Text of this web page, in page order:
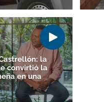
la
convirtió la
en una